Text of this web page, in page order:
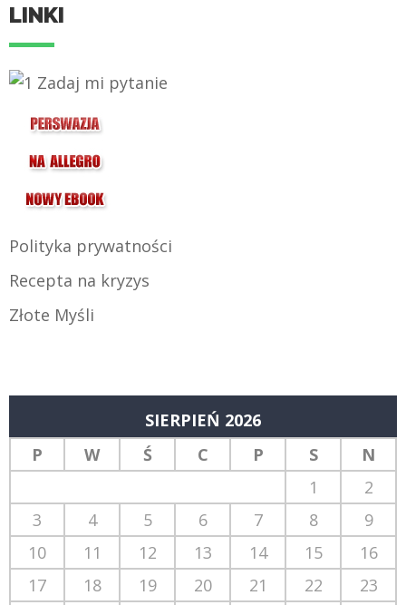
LINKI
Polityka prywatności
Recepta na kryzys
Złote Myśli
SIERPIEŃ 2026
P
W Ś C P S N
1
2
3
4 5 6 7 8
9
10
11 12 13 14 15
16
17
18 19 20 21 22
23